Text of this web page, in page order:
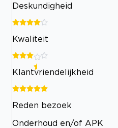
Deskundigheid
Kwaliteit
Klantvriendelijkheid
Reden bezoek
Onderhoud en/of APK